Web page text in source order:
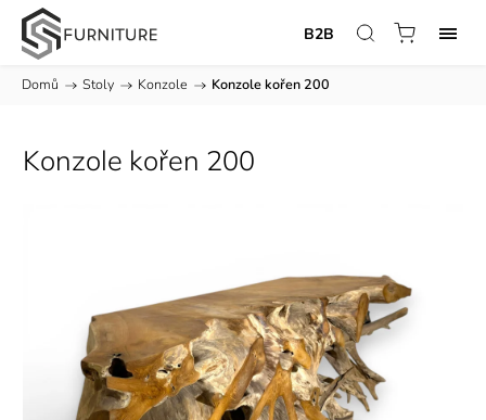
B2B
Domů / Stoly / Konzole / Konzole kořen 200
Konzole kořen 200